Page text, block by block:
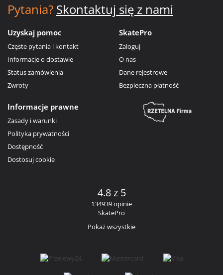
Pytania? Skontaktuj się z nami
Uzyskaj pomoc
Częste pytania i kontakt
Informacje o dostawie
Status zamówienia
Zwroty
SkatePro
Zaloguj
O nas
Dane rejestrowe
Bezpieczna płatność
Informacje prawne
Zasady i warunki
Polityka prywatności
Dostępność
Dostosuj cookie
4.8 z 5
134939 opinie
SkatePro
Pokaż wszystkie